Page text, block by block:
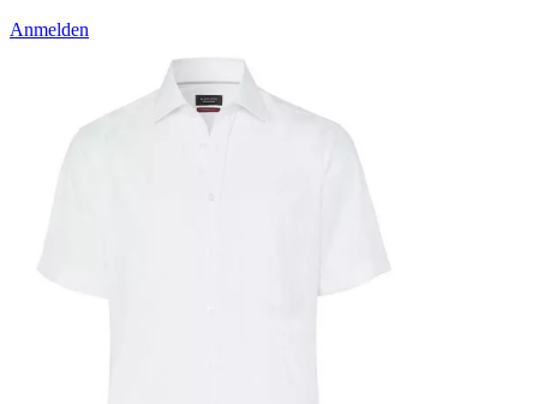
Anmelden